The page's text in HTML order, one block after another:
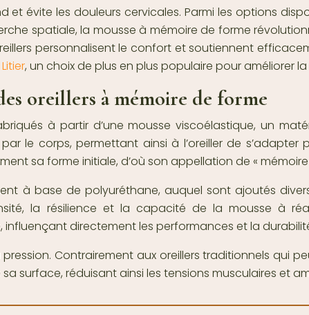
et évite les douleurs cervicales. Parmi les options
spatiale, la mousse à mémoire de forme
personnalisent le confort et soutiennent
, un choix de plus en plus populaire pour améliorer
oreillers à mémoire de forme
à partir d’une mousse viscoélastique, un
le corps, permettant ainsi à l’oreiller de
sa forme initiale, d’où son appellation de «
à base de polyuréthane, auquel sont ajoutés
la résilience et la capacité de la mousse à
directement les performances et la durabilité
Contrairement aux oreillers traditionnels qui
surface, réduisant ainsi les tensions musculaires et